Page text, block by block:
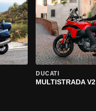
DUCATI
MULTISTRADA V2